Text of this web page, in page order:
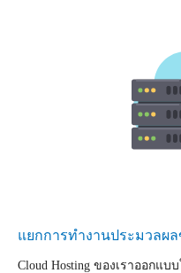
แยกการทำงานประมวลผล
Cloud Hosting ของเราออกแ